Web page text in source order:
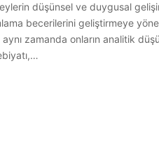
düşünsel ve duygusal
becerilerini geliştirmeye
zamanda onların analitik